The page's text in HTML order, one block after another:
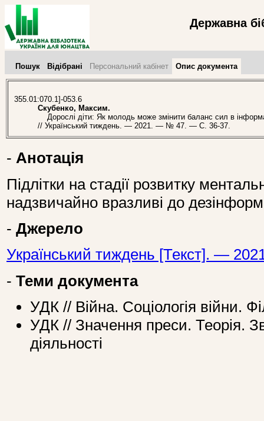
Державна
Пошук Відібрані Персональний кабінет Опис документа
355.01:070.1]-053.6
Скубенко, Максим.
Дорослі діти: Як молодь може змінити баланс сил в
// Український тиждень. — 2021. — № 47. — С. 36-37.
- Анотація
Підлітки на стадії розвитку
надзвичайно вразливі до
- Джерело
Український тиждень [Текст]. —
- Теми документа
УДК // Війна. Соціологія війни.
УДК // Значення преси. Теорія.
діяльності